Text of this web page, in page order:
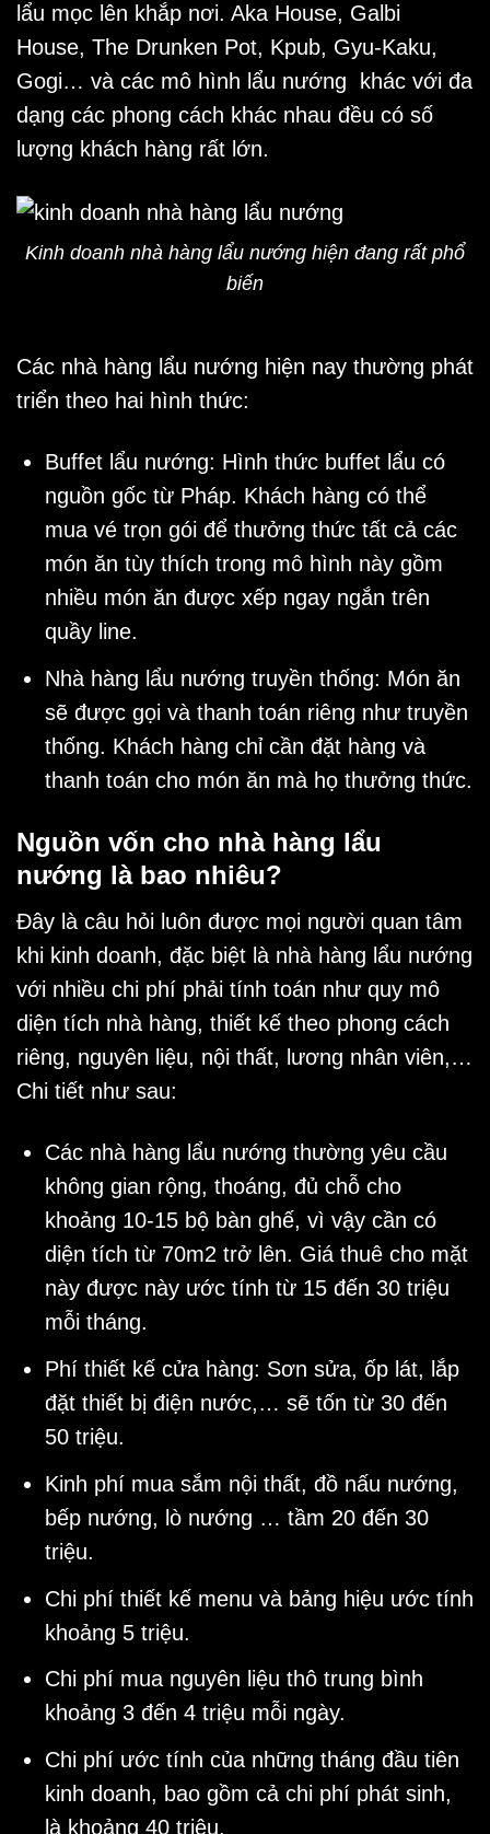
lẩu mọc lên khắp nơi. Aka House, Galbi
House, The Drunken Pot, Kpub, Gyu-Kaku,
Gogi… và các mô hình lẩu nướng khác với đa
dạng các phong cách khác nhau đều có số
lượng khách hàng rất lớn.
Kinh doanh nhà hàng lẩu nướng hiện đang rất phổ
biến
Các nhà hàng lẩu nướng hiện nay thường phát
triển theo hai hình thức:
Buffet lẩu nướng: Hình thức buffet lẩu có
nguồn gốc từ Pháp. Khách hàng có thể
mua vé trọn gói để thưởng thức tất cả các
món ăn tùy thích trong mô hình này gồm
nhiều món ăn được xếp ngay ngắn trên
quầy line.
Nhà hàng lẩu nướng truyền thống: Món ăn
sẽ được gọi và thanh toán riêng như truyền
thống. Khách hàng chỉ cần đặt hàng và
thanh toán cho món ăn mà họ thưởng thức.
Nguồn vốn cho nhà hàng lẩu
nướng là bao nhiêu?
Đây là câu hỏi luôn được mọi người quan tâm
khi kinh doanh, đặc biệt là nhà hàng lẩu nướng
với nhiều chi phí phải tính toán như quy mô
diện tích nhà hàng, thiết kế theo phong cách
riêng, nguyên liệu, nội thất, lương nhân viên,…
Chi tiết như sau:
Các nhà hàng lẩu nướng thường yêu cầu
không gian rộng, thoáng, đủ chỗ cho
khoảng 10-15 bộ bàn ghế, vì vậy cần có
diện tích từ 70m2 trở lên. Giá thuê cho mặt
này được này ước tính từ 15 đến 30 triệu
mỗi tháng.
Phí thiết kế cửa hàng: Sơn sửa, ốp lát, lắp
đặt thiết bị điện nước,… sẽ tốn từ 30 đến
50 triệu.
Kinh phí mua sắm nội thất, đồ nấu nướng,
bếp nướng, lò nướng … tầm 20 đến 30
triệu.
Chi phí thiết kế menu và bảng hiệu ước tính
khoảng 5 triệu.
Chi phí mua nguyên liệu thô trung bình
khoảng 3 đến 4 triệu mỗi ngày.
Chi phí ước tính của những tháng đầu tiên
kinh doanh, bao gồm cả chi phí phát sinh,
là khoảng 40 triệu.